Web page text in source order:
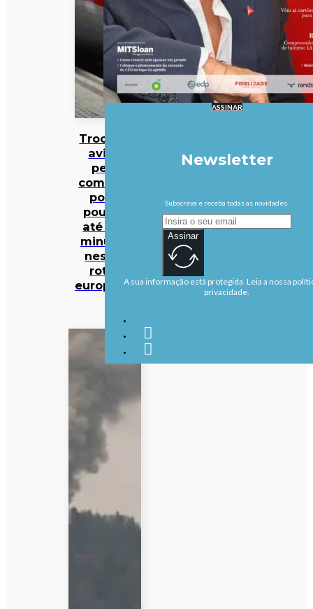
Trocar o
avião
pelo
comboio
pode
poupar
até 140
minutos
nestas
rotas
europeias
ASSINAR
Newsletter
Subscreva e receba todas as novidades.
Assinar
A sua informação está protegida. Leia a nossa
privacidade.